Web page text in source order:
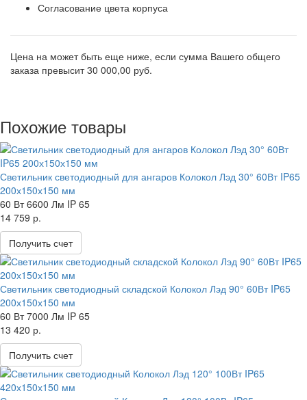
Согласование цвета корпуса
Цена на может быть еще ниже, если сумма Вашего общего
заказа превысит 30 000,00 руб.
Похожие товары
Светильник светодиодный для ангаров Колокол Лэд 30° 60Вт IP65
200х150х150 мм
60 Вт 6600 Лм IP 65
14 759 р.
Получить счет
Светильник светодиодный складской Колокол Лэд 90° 60Вт IP65
200х150х150 мм
60 Вт 7000 Лм IP 65
13 420 р.
Получить счет